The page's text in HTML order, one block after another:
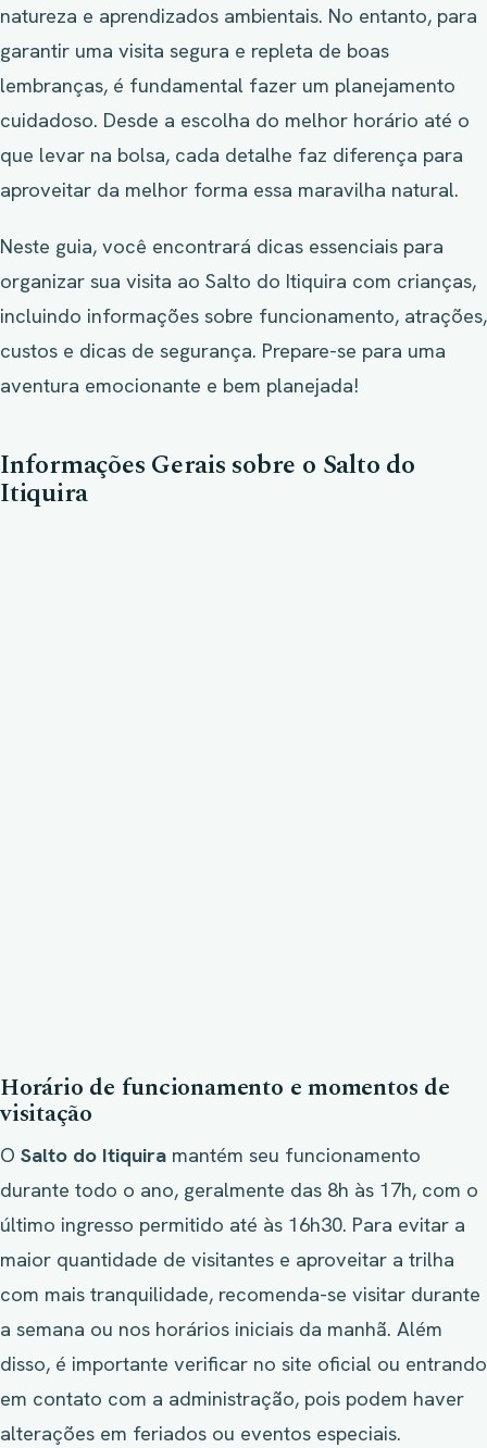
natureza e aprendizados ambientais. No entanto, para
garantir uma visita segura e repleta de boas
lembranças, é fundamental fazer um planejamento
cuidadoso. Desde a escolha do melhor horário até o
que levar na bolsa, cada detalhe faz diferença para
aproveitar da melhor forma essa maravilha natural.
Neste guia, você encontrará dicas essenciais para
organizar sua visita ao Salto do Itiquira com crianças,
incluindo informações sobre funcionamento, atrações,
custos e dicas de segurança. Prepare-se para uma
aventura emocionante e bem planejada!
Informações Gerais sobre o Salto do
Itiquira
Horário de funcionamento e momentos de
visitação
O Salto do Itiquira mantém seu funcionamento
durante todo o ano, geralmente das 8h às 17h, com o
último ingresso permitido até às 16h30. Para evitar a
maior quantidade de visitantes e aproveitar a trilha
com mais tranquilidade, recomenda-se visitar durante
a semana ou nos horários iniciais da manhã. Além
disso, é importante verificar no site oficial ou entrando
em contato com a administração, pois podem haver
alterações em feriados ou eventos especiais.